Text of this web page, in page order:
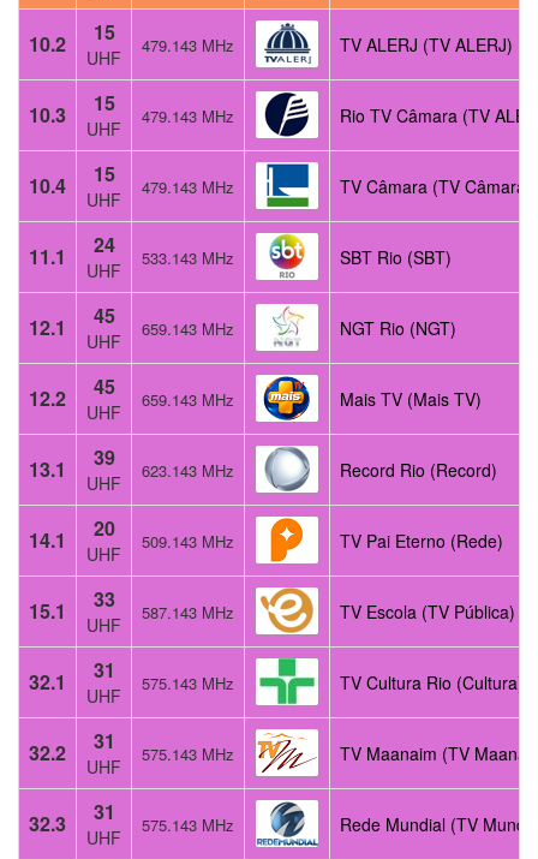
10.2 15
UHF
479.143 MHz TV ALERJ (TV ALERJ)
10.3 15
UHF
479.143 MHz Rio TV Câmara (TV
10.4 15
UHF
479.143 MHz TV Câmara (TV Câmara)
11.1 24
UHF
533.143 MHz SBT Rio (SBT)
12.1 45
UHF
659.143 MHz NGT Rio (NGT)
12.2 45
UHF
659.143 MHz Mais TV (Mais TV)
13.1 39
UHF
623.143 MHz Record Rio (Record)
14.1 20
UHF
509.143 MHz TV Pai Eterno (Rede)
15.1 33
UHF
587.143 MHz TV Escola (TV Pública)
32.1 31
UHF
575.143 MHz TV Cultura Rio (Cultura)
32.2 31
UHF
575.143 MHz TV Maanaim (TV
32.3 31
UHF
575.143 MHz Rede Mundial (TV